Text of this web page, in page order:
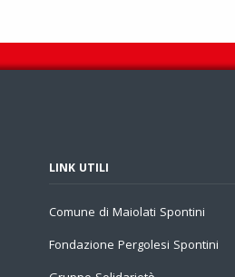
LINK UTILI
Comune di Maiolati Spontini
Fondazione Pergolesi Spontini